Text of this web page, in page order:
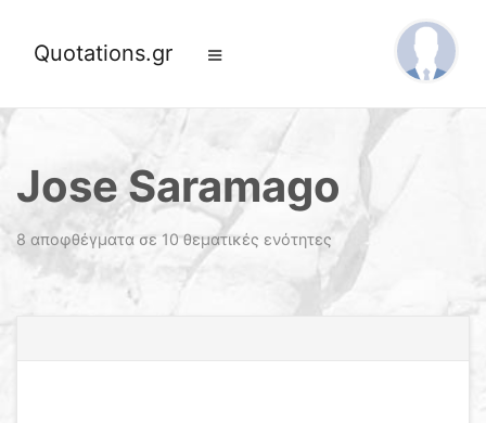
Quotations.gr
Jose Saramago
8 αποφθέγματα σε 10 θεματικές ενότητες